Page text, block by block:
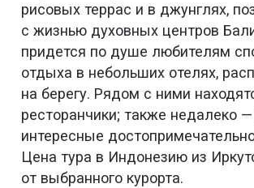
рисовых террас и в джунглях,
с жизнью духовных центров
придется по душе любителям
отдыха в небольших отелях,
на берегу. Рядом с ними
ресторанчики; также недалеко
интересные
Цена тура в Индонезию из
от выбранного курорта.